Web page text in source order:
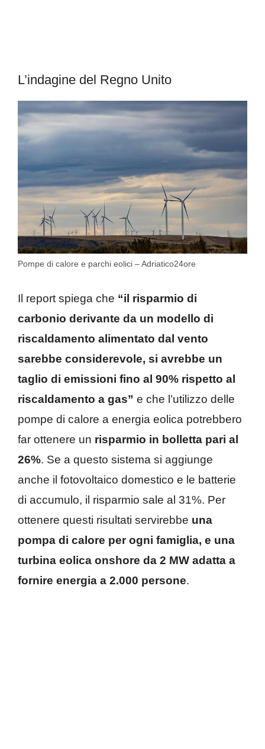
L’indagine del Regno Unito
Pompe di calore e parchi eolici – Adriatico24ore
Il report spiega che “il risparmio di
carbonio derivante da un modello di
riscaldamento alimentato dal vento
sarebbe considerevole, si avrebbe un
taglio di emissioni fino al 90% rispetto al
riscaldamento a gas” e che l’utilizzo delle
pompe di calore a energia eolica potrebbero
far ottenere un risparmio in bolletta pari al
26%. Se a questo sistema si aggiunge
anche il fotovoltaico domestico e le batterie
di accumulo, il risparmio sale al 31%. Per
ottenere questi risultati servirebbe una
pompa di calore per ogni famiglia, e una
turbina eolica onshore da 2 MW adatta a
fornire energia a 2.000 persone.